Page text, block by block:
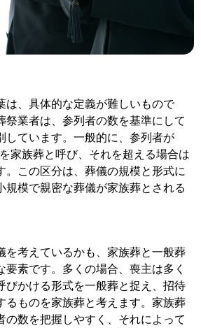
は、具体的な定義が難しいもので
祭業者は、参列者の数を基準にして
しています。一般的に、参列者が
家族葬と呼び、それを超える場合は
。この区分は、葬儀の規模と形式に
規模で親密な葬儀が家族葬とされる
を考えているかも、家族葬と一般葬
要素です。多くの場合、喪主は多く
びかける形式を一般葬と捉え、招待
るものを家族葬と考えます。家族葬
の数を把握しやすく、それによって